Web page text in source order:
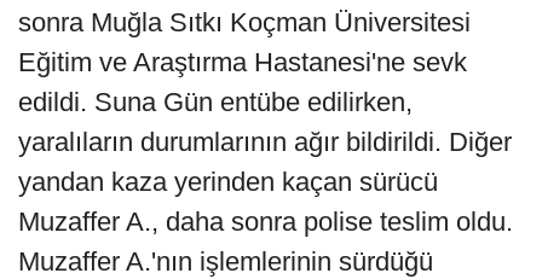
sonra Muğla Sıtkı Koçman Üniversitesi
Eğitim ve Araştırma Hastanesi'ne sevk
edildi. Suna Gün entübe edilirken,
yaralıların durumlarının ağır bildirildi. Diğer
yandan kaza yerinden kaçan sürücü
Muzaffer A., daha sonra polise teslim oldu.
Muzaffer A.'nın işlemlerinin sürdüğü